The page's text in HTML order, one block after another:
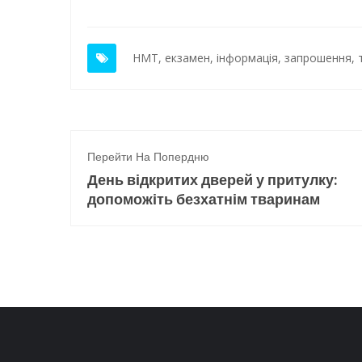
НМТ, екзамен, інформація, запрошення,
Перейти На Попердню
День відкритих дверей у притулку:
допоможіть безхатнім тваринам